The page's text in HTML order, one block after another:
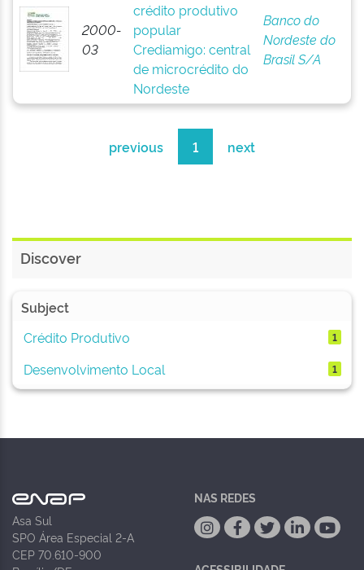
2000-
03
crédito produtivo
popular
Crediamigo: central
de microcrédito do
Nordeste
Banco do
Nordeste do
Brasil S/A
previous 1 next
Discover
Subject
Crédito Produtivo
1
Desenvolvimento Local 1
Asa Sul
SPO Área Especial 2-A
CEP 70.610-900
NAS REDES